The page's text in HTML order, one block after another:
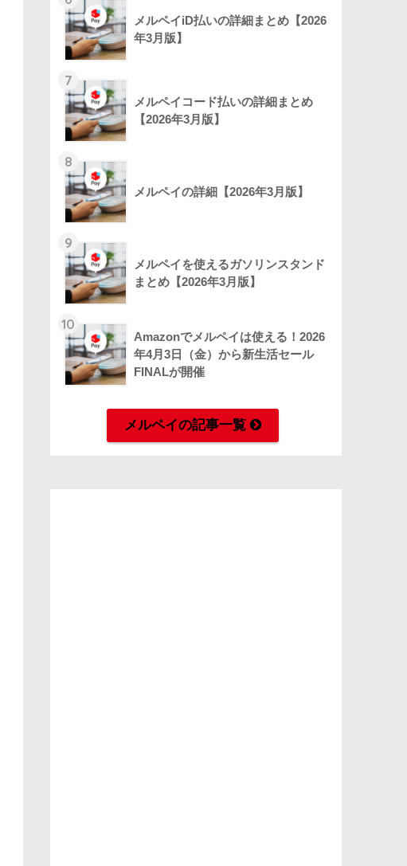
メルペイiD払いの詳細まとめ【2026
年3月版】
7
メルペイコード払いの詳細まとめ
【2026年3月版】
8
メルペイの詳細【2026年3月版】
9
メルペイを使えるガソリンスタンド
まとめ【2026年3月版】
10
Amazonでメルペイは使える！2026
年4月3日（金）から新生活セール
FINALが開催
メルペイの記事一覧